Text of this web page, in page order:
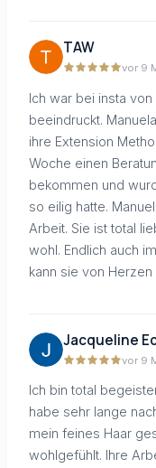
TAW
vor 9
Ich war bei insta
beeindruckt.
ihre Extension
Woche einen
bekommen und
so eilig hatte.
Arbeit. Sie ist total
wohl. Endlich auch
kann sie von
Jacqueline
vor 9
Ich bin total
habe sehr lange
mein feines Haar
wohlgefühlt. Ihre